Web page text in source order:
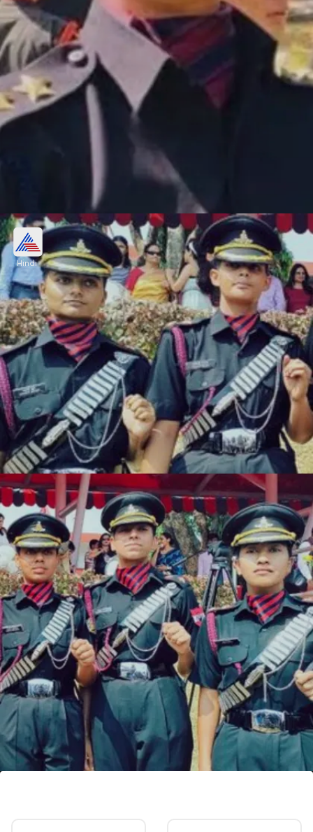
कैप्टन शिवा चौहान
फायर एंड फ्यूरी कॉर्प्स अधिकारी कैप्टन शिवा चौहान सियाचिन
ग्लेशियर के सबसे ऊंचे युद्धक्षेत्र कुमार पोस्ट पर सक्रिय रूप से
तैनात होने वाली पहली महिला अधिकारी बनीं।
Image credits: social media
Hindi